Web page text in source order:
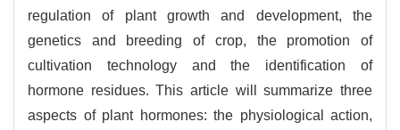
regulation of plant growth and development, the
genetics and breeding of crop, the promotion of
cultivation technology and the identification of
hormone residues. This article will summarize three
aspects of plant hormones: the physiological action,